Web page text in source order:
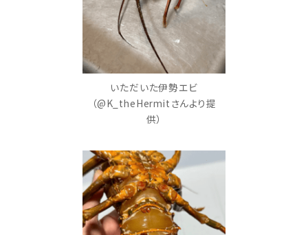
いただいた伊勢エビ
（@K_theHermitさんより提
供）